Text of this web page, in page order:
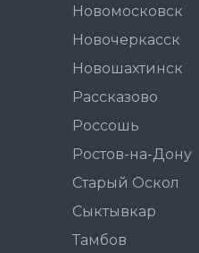
Новомосковск
Новочеркасск
Новошахтинск
Рассказово
Россошь
Ростов-на-Дону
Старый Оскол
Сыктывкар
Тамбов